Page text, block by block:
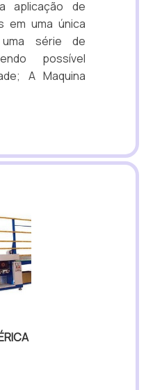
aplicação de
em uma única
série de
possível
A Maquina